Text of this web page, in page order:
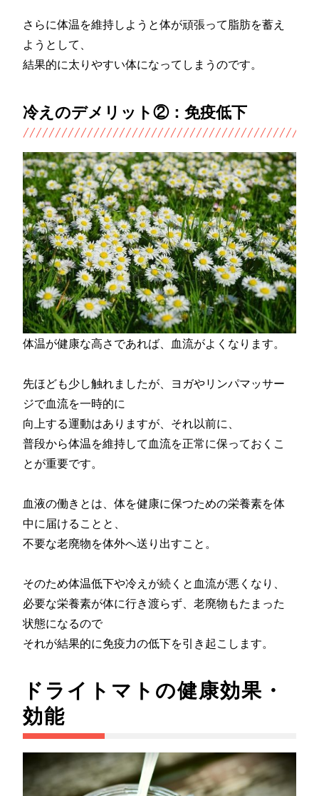
さらに体温を維持しようと体が頑張って脂肪を蓄え
ようとして、
結果的に太りやすい体になってしまうのです。
冷えのデメリット②：免疫低下
体温が健康な高さであれば、血流がよくなります。
先ほども少し触れましたが、ヨガやリンパマッサー
ジで血流を一時的に
向上する運動はありますが、それ以前に、
普段から体温を維持して血流を正常に保っておくこ
とが重要です。
血液の働きとは、体を健康に保つための栄養素を体
中に届けることと、
不要な老廃物を体外へ送り出すこと。
そのため体温低下や冷えが続くと血流が悪くなり、
必要な栄養素が体に行き渡らず、老廃物もたまった
状態になるので
それが結果的に免疫力の低下を引き起こします。
ドライトマトの健康効果・
効能